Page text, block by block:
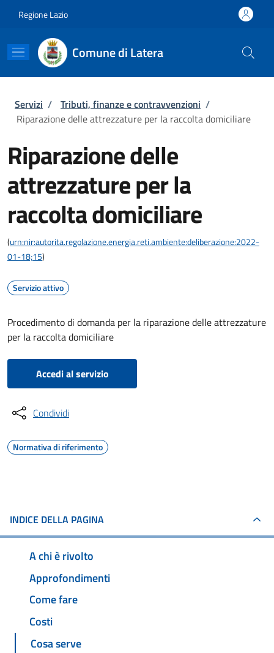
Regione Lazio
Comune di Latera
Briciole di pane
Servizi / Tributi, finanze e contravvenzioni /
Riparazione delle attrezzature per la raccolta domiciliare
Riparazione delle
attrezzature per la
raccolta domiciliare
(urn:nir:autorita.regolazione.energia.reti.ambiente:deliberazione:2022-
01-18;15)
Servizio attivo
Procedimento di domanda per la riparazione delle attrezzature
per la raccolta domiciliare
Accedi al servizio
Condividi
Normativa di riferimento
INDICE DELLA PAGINA
A chi è rivolto
Approfondimenti
Come fare
Costi
Cosa serve